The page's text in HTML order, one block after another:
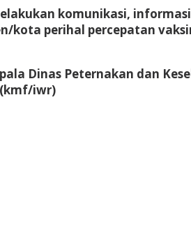
komunikasi,
kota perihal percepatan
Dinas Peternakan dan
(kmf/iwr)